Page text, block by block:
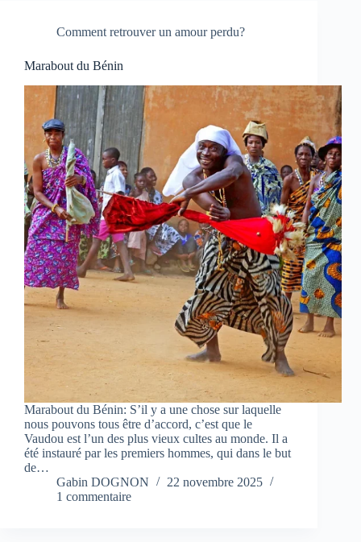
Comment retrouver un amour perdu?
Marabout du Bénin
Marabout du Bénin: S’il y a une chose sur laquelle
nous pouvons tous être d’accord, c’est que le
Vaudou est l’un des plus vieux cultes au monde. Il a
été instauré par les premiers hommes, qui dans le but
de…
Gabin DOGNON
22 novembre 2025
1 commentaire